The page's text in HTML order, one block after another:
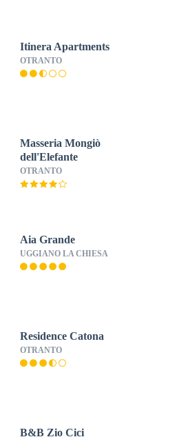
Itinera Apartments
OTRANTO
Masseria Mongiò
dell'Elefante
OTRANTO
Aia Grande
UGGIANO LA CHIESA
Residence Catona
OTRANTO
B&B Zio Cici